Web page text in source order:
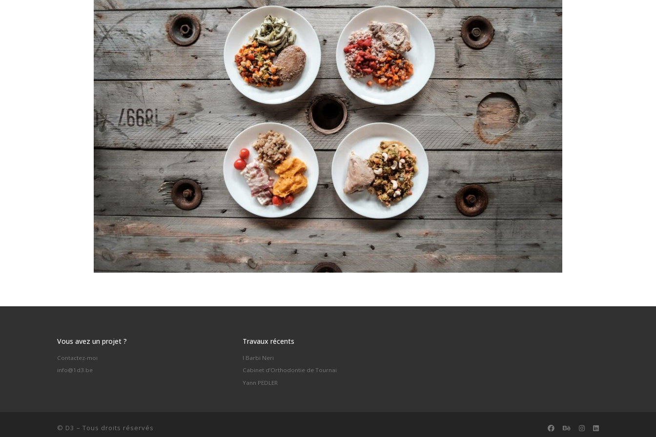
Vous avez un projet ?
Contactez-moi
info@1d3.be
Travaux récents
I Barbi Neri
Cabinet d’Orthodontie de Tournai
Yann PEDLER
© D3 – Tous droits réservés